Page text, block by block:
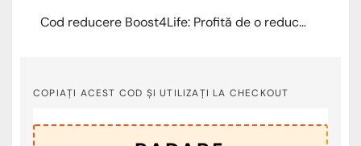
Cod reducere Boost4Life: Profită de o reducere de 5% la magneziu bisglicinat
COPIAȚI ACEST COD ȘI UTILIZAȚI LA CHECKOUT